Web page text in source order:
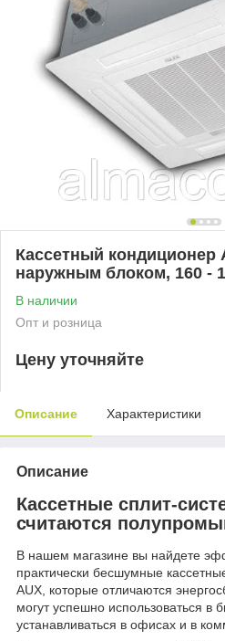
Кассетный кондиционер
наружным блоком, 160 -
В наличии
Опт и розница
Цену уточняйте
Описание Характеристики
Описание
Кассетные сплит-
считаются
В нашем магазине вы найдете
практически бесшумные
AUX, которые отличаются
могут успешно использоваться в
устанавливаться в офисах и в